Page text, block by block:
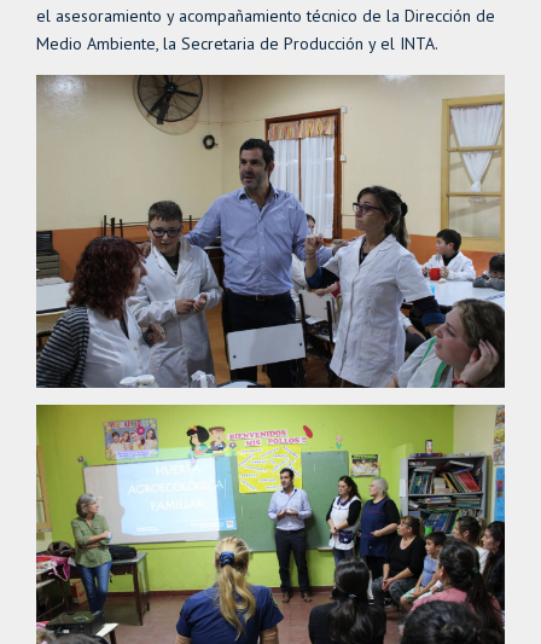
el asesoramiento y acompañamiento técnico de la Dirección de
Medio Ambiente, la Secretaria de Producción y el INTA.